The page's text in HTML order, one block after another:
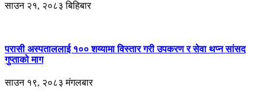
साउन २१, २०८३ बिहिबार
परासी अस्पताललाई १०० शय्यामा विस्तार गरी उपकरण र सेवा थप्न सांसद
गुप्ताको माग
साउन १९, २०८३ मंगलबार